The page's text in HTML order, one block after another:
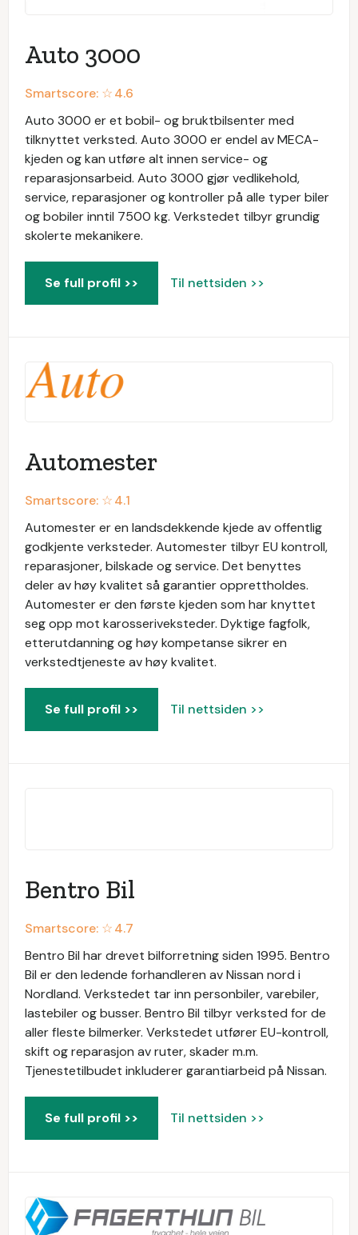
Auto 3000
Smartscore: ☆4.6
Auto 3000 er et bobil- og bruktbilsenter med
tilknyttet verksted. Auto 3000 er endel av MECA-
kjeden og kan utføre alt innen service- og
reparasjonsarbeid. Auto 3000 gjør vedlikehold,
service, reparasjoner og kontroller på alle typer biler
og bobiler inntil 7500 kg. Verkstedet tilbyr grundig
skolerte mekanikere.
Se full profil >> Til nettsiden >>
Automester
Smartscore: ☆4.1
Automester er en landsdekkende kjede av offentlig
godkjente verksteder. Automester tilbyr EU kontroll,
reparasjoner, bilskade og service. Det benyttes
deler av høy kvalitet så garantier opprettholdes.
Automester er den første kjeden som har knyttet
seg opp mot karosseriveksteder. Dyktige fagfolk,
etterutdanning og høy kompetanse sikrer en
verkstedtjeneste av høy kvalitet.
Se full profil >> Til nettsiden >>
Bentro Bil
Smartscore: ☆4.7
Bentro Bil har drevet bilforretning siden 1995. Bentro
Bil er den ledende forhandleren av Nissan nord i
Nordland. Verkstedet tar inn personbiler, varebiler,
lastebiler og busser. Bentro Bil tilbyr verksted for de
aller fleste bilmerker. Verkstedet utfører EU-kontroll,
skift og reparasjon av ruter, skader m.m.
Tjenestetilbudet inkluderer garantiarbeid på Nissan.
Se full profil >> Til nettsiden >>